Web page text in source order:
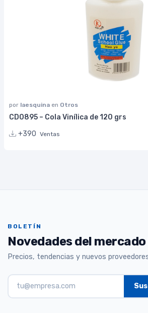
por laesquina en Otros
CD0895 – Cola Vinílica de 120 grs
+390 Ventas
BOLETÍN
Novedades del mercado
Precios, tendencias y nuevos